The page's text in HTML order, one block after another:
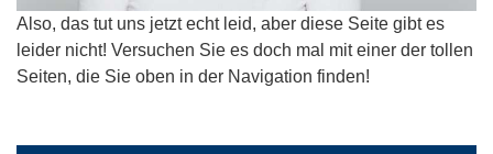
Also, das tut uns jetzt echt leid, aber diese Seite gibt es
leider nicht! Versuchen Sie es doch mal mit einer der tollen
Seiten, die Sie oben in der Navigation finden!